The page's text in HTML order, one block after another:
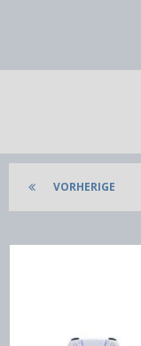
VORHERIGE